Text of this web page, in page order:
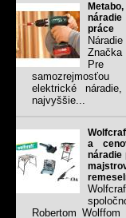
práce
Značka
Pre
elektrické
najvyššie...
a
náradie
Robertom